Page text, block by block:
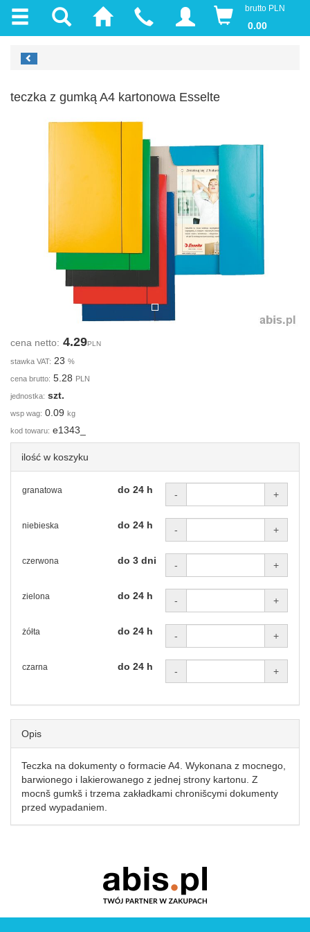
brutto PLN
0.00
teczka z gumką A4 kartonowa Esselte
cena netto: 4.29PLN
stawka VAT: 23 %
cena brutto: 5.28 PLN
jednostka: szt.
wsp wag: 0.09 kg
kod towaru: e1343_
ilość w koszyku
granatowa do 24 h - +
niebieska do 24 h - +
czerwona do 3 dni - +
zielona do 24 h - +
żółta do 24 h - +
czarna do 24 h - +
Opis
Teczka na dokumenty o formacie A4. Wykonana z mocnego,
barwionego i lakierowanego z jednej strony kartonu. Z
mocnš gumkš i trzema zakładkami chronišcymi dokumenty
przed wypadaniem.